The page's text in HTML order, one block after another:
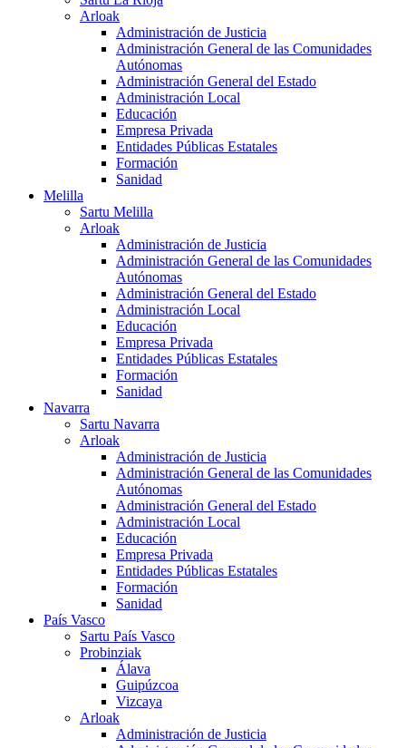
Arloak
Administración de Justicia
Administración General de las Comunidades
Autónomas
Administración General del Estado
Administración Local
Educación
Empresa Privada
Entidades Públicas Estatales
Formación
Sanidad
Melilla
Sartu Melilla
Arloak
Administración de Justicia
Administración General de las Comunidades
Autónomas
Administración General del Estado
Administración Local
Educación
Empresa Privada
Entidades Públicas Estatales
Formación
Sanidad
Navarra
Sartu Navarra
Arloak
Administración de Justicia
Administración General de las Comunidades
Autónomas
Administración General del Estado
Administración Local
Educación
Empresa Privada
Entidades Públicas Estatales
Formación
Sanidad
País Vasco
Sartu País Vasco
Probinziak
Álava
Guipúzcoa
Vizcaya
Arloak
Administración de Justicia